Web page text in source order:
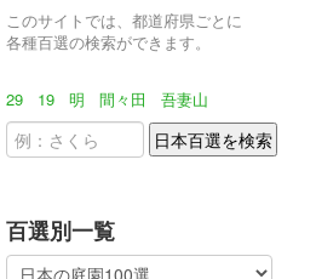
このサイトでは、都道府県ごとに
各種百選の検索ができます。
29 19 明 間々田 吾妻山
百選別一覧